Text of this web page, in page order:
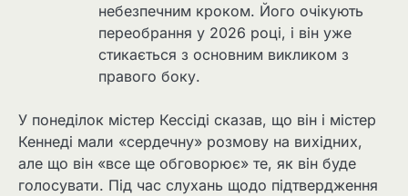
небезпечним кроком. Його очікують
переобрання у 2026 році, і він уже
стикається з основним викликом з
правого боку.
У понеділок містер Кессіді сказав, що він і містер
Кеннеді мали «сердечну» розмову на вихідних,
але що він «все ще обговорює» те, як він буде
голосувати. Під час слухань щодо підтвердження